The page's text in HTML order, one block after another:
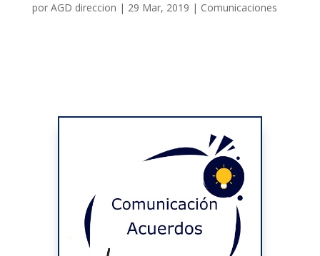
por AGD direccion | 29 Mar, 2019 | Comunicaciones